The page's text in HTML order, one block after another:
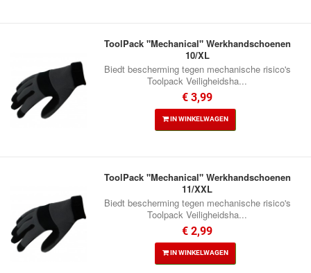
ToolPack "Mechanical" Werkhandschoenen
10/XL
Biedt bescherming tegen mechanische risico's
Toolpack Veiligheidsha...
€ 3,99
IN WINKELWAGEN
ToolPack "Mechanical" Werkhandschoenen
11/XXL
Biedt bescherming tegen mechanische risico's
Toolpack Veiligheidsha...
€ 2,99
IN WINKELWAGEN